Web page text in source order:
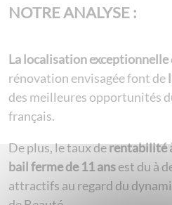
NOTRE ANALYSE :
La localisation exceptionnelle
rénovation envisagée font de
des meilleures opportunités
français.
De plus, le taux derentabilité
bail ferme de 11 ansest du à
attractifs au regard du